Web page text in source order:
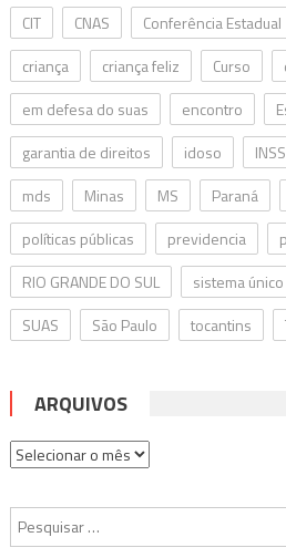
CIT
CNAS Conferência Estadual
criança
criança feliz Curso
em defesa do suas
encontro
garantia de direitos
idoso INSS
mds
Minas MS Paraná
políticas públicas
previdencia
RIO GRANDE DO SUL
sistema
SUAS
São Paulo tocantins
ARQUIVOS
Arquivos